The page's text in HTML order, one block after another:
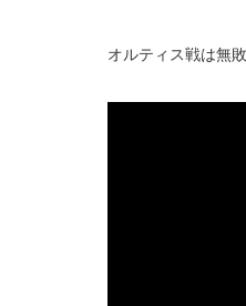
オルティス戦は無